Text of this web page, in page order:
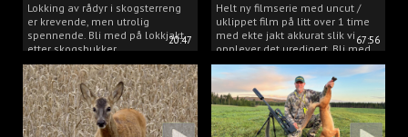
20:47
Lokking av rådyr i skogsterreng
er krevende, men utrolig
spennende. Bli med på lokkjakt
etter skogsbukker.
67:56
Helt ny filmserie med uncut /
uklippet film på litt over 1 time
med ekte jakt akkurat slik vi
opplever det uredigert. Bli med
Kristoffer og opplev akkurat det
vi gjør når vi er ute og lokker
rådyr.